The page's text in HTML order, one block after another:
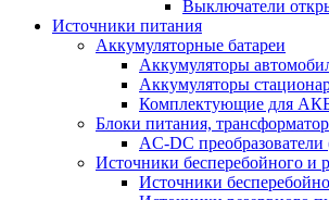
Выключатели
Источники питания
Аккумуляторные батареи
Аккумуляторы
Аккумуляторы
Комплектующие для
Блоки питания,
AC-DC
Источники бесперебойного и
Источники